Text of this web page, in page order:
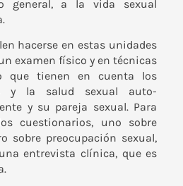
general, a la vida sexual
hacerse en estas unidades
examen físico y en técnicas
que tienen en cuenta los
y la salud sexual auto-
y su pareja sexual. Para
cuestionarios, uno sobre
sobre preocupación sexual,
entrevista clínica, que es